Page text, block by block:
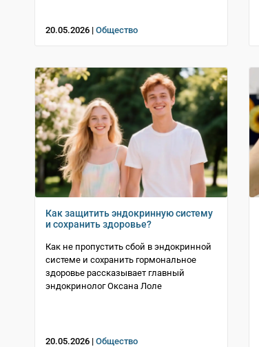
20.05.2026 | Общество
Как защитить эндокринную систему
и сохранить здоровье?
Как не пропустить сбой в эндокринной
системе и сохранить гормональное
здоровье рассказывает главный
эндокринолог Оксана Лоле
20.05.2026 | Общество